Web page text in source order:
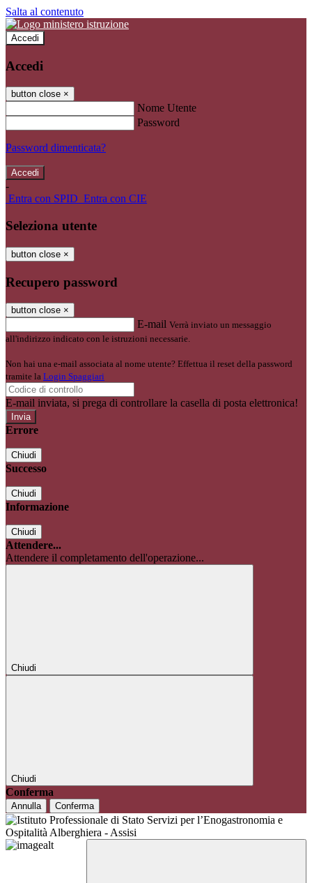
Salta al contenuto
Accedi
Accedi
button close ×
Nome Utente
Password
Password dimenticata?
-
Entra con SPID Entra con CIE
Seleziona utente
button close ×
Recupero password
button close ×
E-mail Verrà inviato un messaggio
all'indirizzo indicato con le istruzioni necessarie.
Non hai una e-mail associata al nome utente? Effettua il reset della password
tramite la Login Spaggiari
E-mail inviata, si prega di controllare la casella di posta elettronica!
Errore
Chiudi
Successo
Chiudi
Informazione
Chiudi
Attendere...
Attendere il completamento dell'operazione...
Chiudi
Chiudi
Conferma
Annulla Conferma